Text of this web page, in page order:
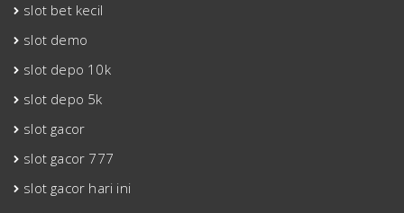
slot bet kecil
slot demo
slot depo 10k
slot depo 5k
slot gacor
slot gacor 777
slot gacor hari ini